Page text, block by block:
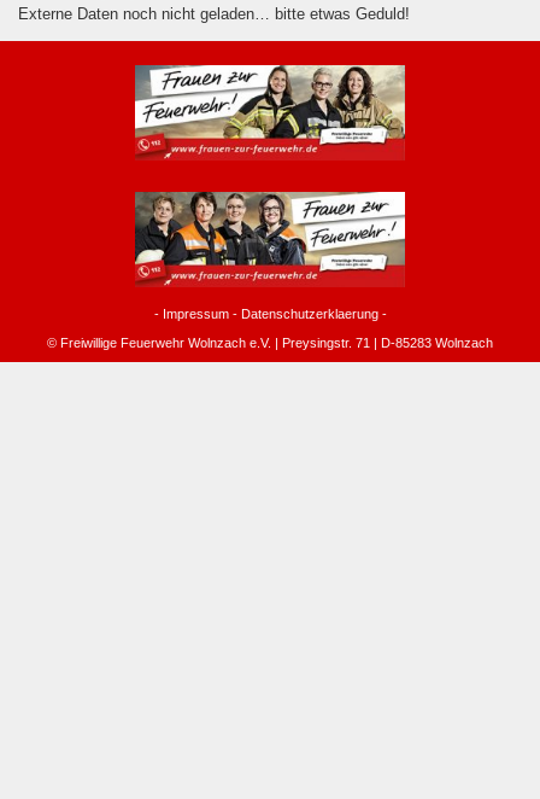
Externe Daten noch nicht geladen… bitte etwas Geduld!
- Impressum- Datenschutzerklaerung-
© Freiwillige Feuerwehr Wolnzach e.V. | Preysingstr. 71 | D-85283 Wolnzach